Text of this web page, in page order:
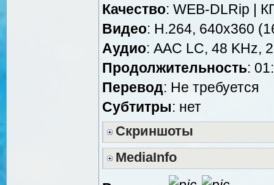
Качество: WEB-DLRip |
Видео: Н.264, 640x360
Аудио: AAC LC, 48 KHz,
Продолжительность:
Перевод: Не требуется
Cубтитры: нет
Скриншоты
MediaInfo